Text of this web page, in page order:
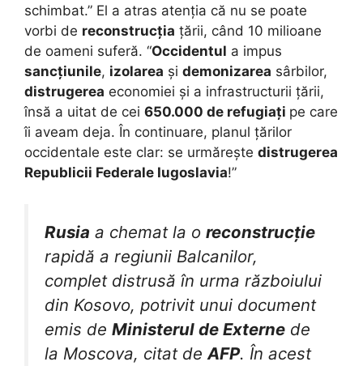
schimbat.” El a atras atenția că nu se poate
vorbi de reconstrucția țării, când 10 milioane
de oameni suferă. “Occidentul a impus
sancțiunile, izolarea și demonizarea sârbilor,
distrugerea economiei și a infrastructurii țării,
însă a uitat de cei 650.000 de refugiați pe care
îi aveam deja. În continuare, planul țărilor
occidentale este clar: se urmărește distrugerea
Republicii Federale Iugoslavia!”
Rusia a chemat la o reconstrucție
rapidă a regiunii Balcanilor,
complet distrusă în urma războiului
din Kosovo, potrivit unui document
emis de Ministerul de Externe de
la Moscova, citat de AFP. În acest